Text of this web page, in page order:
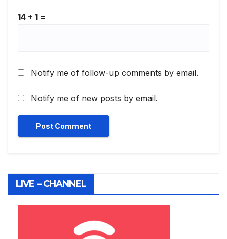
14 + 1 =
Notify me of follow-up comments by email.
Notify me of new posts by email.
LIVE – CHANNEL